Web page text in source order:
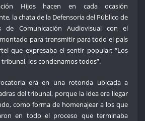
Hijos hacen en cada ocasión
la chata de la Defensoría del Público de
de Comunicación Audiovisual con el
para transmitir para todo el país
que expresaba el sentir popular: “Los
tribunal, los condenamos todos”.
era en una rotonda ubicada a
del tribunal, porque la idea era llegar
como forma de homenajear a los que
en todo el proceso que terminaba